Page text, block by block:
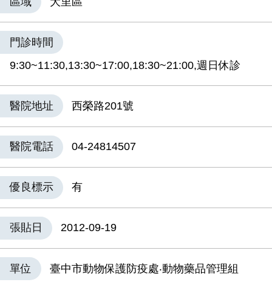
門診時間
9:30~11:30,13:30~17:00,18:30~21:00,週日休診
醫院地址 西榮路201號
醫院電話 04-24814507
優良標示 有
張貼日 2012-09-19
單位 臺中市動物保護防疫處‧動物藥品管理組